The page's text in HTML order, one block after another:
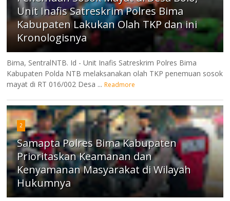
Unit Inafis Satreskrim Polres Bima
Kabupaten Lakukan Olah TKP dan ini
Kronologisnya
Bima, SentralNTB. Id - Unit Inafis Satreskrim Polres Bima
Kabupaten Polda NTB melaksanakan olah TKP penemuan sosok
mayat di RT 016/002 Desa ... Readmore
2
Samapta Polres Bima Kabupaten
Prioritaskan Keamanan dan
Kenyamanan Masyarakat di Wilayah
Hukumnya